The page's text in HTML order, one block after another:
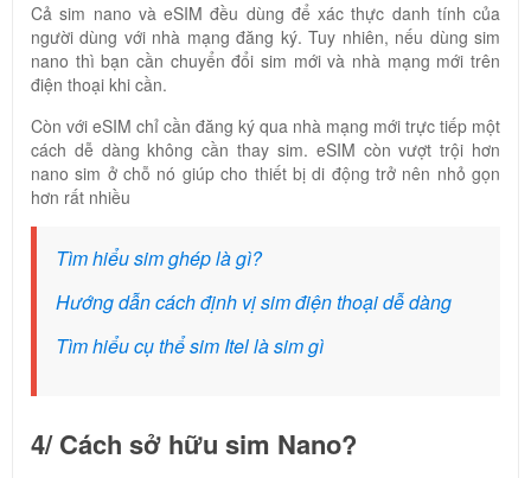
Cả sim nano và eSIM đều dùng để xác thực danh tính của
người dùng với nhà mạng đăng ký. Tuy nhiên, nếu dùng sim
nano thì bạn cần chuyển đổi sim mới và nhà mạng mới trên
điện thoại khi cần.
Còn với eSIM chỉ cần đăng ký qua nhà mạng mới trực tiếp một
cách dễ dàng không cần thay sim. eSIM còn vượt trội hơn
nano sim ở chỗ nó giúp cho thiết bị di động trở nên nhỏ gọn
hơn rất nhiều
Tìm hiểu sim ghép là gì?
Hướng dẫn cách định vị sim điện thoại dễ dàng
Tìm hiểu cụ thể sim Itel là sim gì
4/ Cách sở hữu sim Nano?